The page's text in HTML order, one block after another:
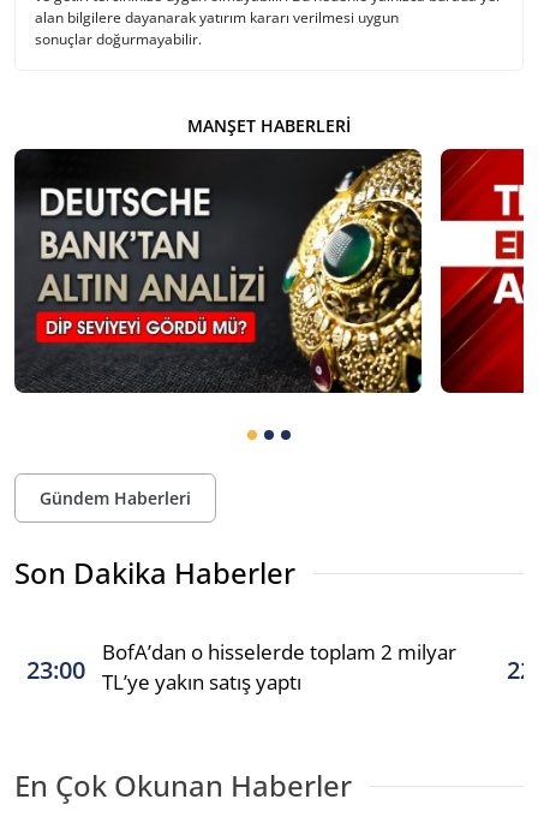
alan bilgilere dayanarak yatırım kararı verilmesi uygun
sonuçlar doğurmayabilir.
MANŞET HABERLERI
Gündem Haberleri
Son Dakika Haberler
23:00
BofA’dan o hisselerde toplam 2 milyar
TL’ye yakın satış yaptı
En Çok Okunan Haberler